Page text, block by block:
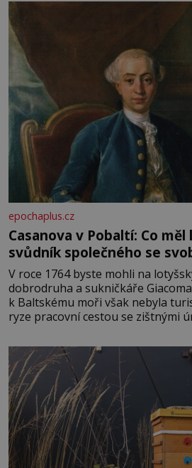
epochaplus.cz
Casanova v Pobaltí: Co
svůdník společného se
V roce 1764 byste mohli na
dobrodruha a sukničkáře
k Baltskému moři však nebyla
ryze pracovní cestou se zištnými
lotyšské Rigy? Casanova v
zednářské lóže. Nebyl v této
protože do zednářské